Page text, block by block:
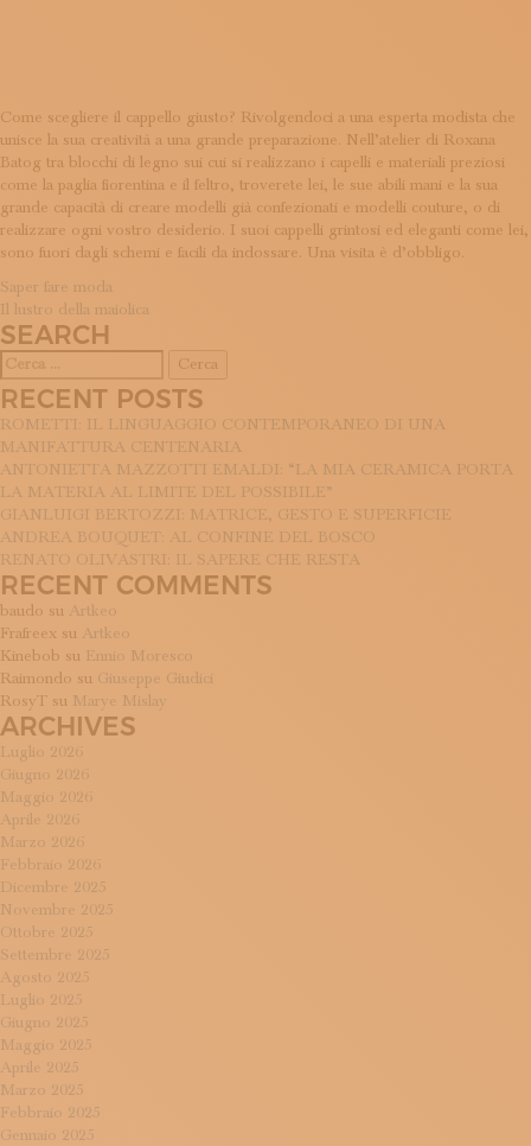
NEWS
INTERVISTE
ITINERARI
ISCRIVITI
LOGIN
Come scegliere il cappello giusto? Rivolgendoci a una esperta modista che
unisce la sua creatività a una grande preparazione. Nell’atelier di Roxana
Batog tra blocchi di legno sui cui si realizzano i capelli e materiali preziosi
come la paglia fiorentina e il feltro, troverete lei, le sue abili mani e la sua
grande capacità di creare modelli già confezionati e modelli couture, o di
realizzare ogni vostro desiderio. I suoi cappelli grintosi ed eleganti come lei,
sono fuori dagli schemi e facili da indossare. Una visita è d’obbligo.
NAVIGAZIONE
ARTICOLI
Saper fare moda
Il lustro della maiolica
SEARCH
per:
RECENT POSTS
ROMETTI: IL LINGUAGGIO CONTEMPORANEO DI UNA
MANIFATTURA CENTENARIA
ANTONIETTA MAZZOTTI EMALDI: “LA MIA CERAMICA PORTA
LA MATERIA AL LIMITE DEL POSSIBILE”
GIANLUIGI BERTOZZI: MATRICE, GESTO E SUPERFICIE
ANDREA BOUQUET: AL CONFINE DEL BOSCO
RENATO OLIVASTRI: IL SAPERE CHE RESTA
RECENT COMMENTS
baudo su Artkeo
Frafreex su Artkeo
Kinebob su Ennio Moresco
Raimondo su Giuseppe Giudici
RosyT su Marye Mislay
ARCHIVES
Luglio 2026
Giugno 2026
Maggio 2026
Aprile 2026
Marzo 2026
Febbraio 2026
Dicembre 2025
Novembre 2025
Ottobre 2025
Settembre 2025
Agosto 2025
Luglio 2025
Giugno 2025
Maggio 2025
Aprile 2025
Marzo 2025
Febbraio 2025
Gennaio 2025